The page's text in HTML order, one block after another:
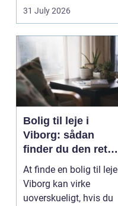
hjemmet. Flammerne
31 July 2026
Bolig til leje i
Viborg: sådan
finder du den rette
lejlighed
At finde en bolig til leje
Viborg kan virke
uoverskueligt, hvis du